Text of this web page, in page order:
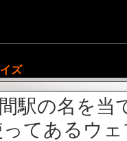
ズ
駅の名を当
ってあるウ